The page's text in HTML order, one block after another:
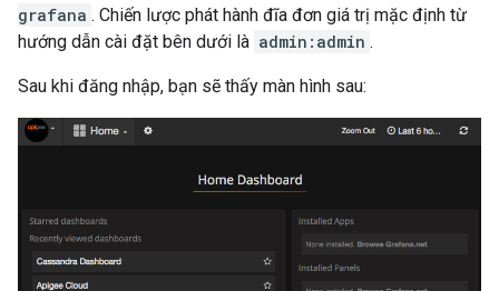
grafana . Chiến lược phát hành đĩa đơn giá trị mặc định từ
hướng dẫn cài đặt bên dưới là admin:admin .
Sau khi đăng nhập, bạn sẽ thấy màn hình sau: